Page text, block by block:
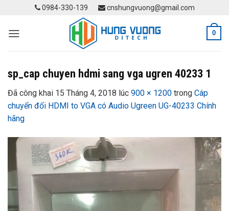
content
0984-330-139 cnshungvuong@gmail.com
0
sp_cap chuyen hdmi sang vga ugren 40233 1
Đã công khai 15 Tháng 4, 2018 lúc 900 × 1200 trong Cáp
chuyển đổi HDMI to VGA có Audio Ugreen UG-40233 Chính
hãng